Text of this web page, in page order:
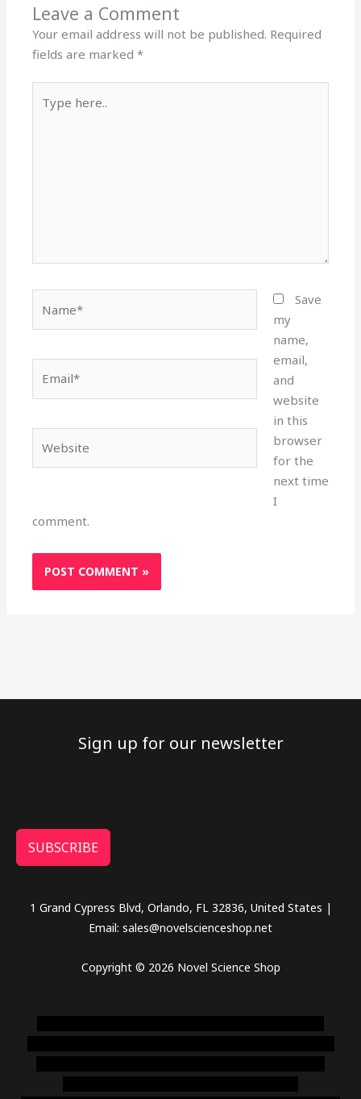
Leave a Comment
Your email address will not be published. Required
fields are marked*
here..
Save
my
name,
email,
and
website
in this
browser
for the
next time
I
comment.
Sign up for our newsletter
SUBSCRIBE
1 Grand Cypress Blvd, Orlando, FL 32836, United States |
Email: sales@novelscienceshop.net
Copyright © 2026 Novel Science Shop